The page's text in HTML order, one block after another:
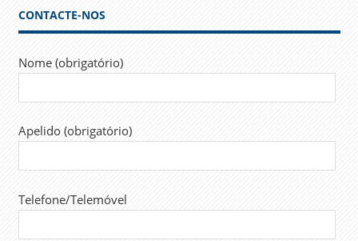
CONTRATAÇÃO
COLETIVA
NEGOCIAÇÕES
2024
SINDICATO
CONTACTE-NOS
Nome (obrigatório)
Apelido (obrigatório)
Telefone/Telemóvel